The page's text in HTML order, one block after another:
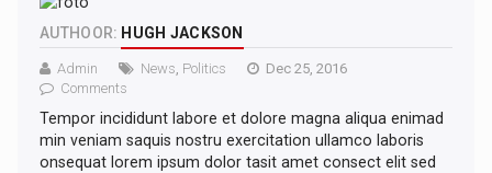
AUTHOOR: HUGH JACKSON
Admin News Politics
Dec 25, 2016
Comments
Tempor incididunt labore et dolore magna aliqua enimad
min veniam saquis nostru exercitation ullamco laboris
onsequat lorem ipsum dolor tasit amet consect elit sed